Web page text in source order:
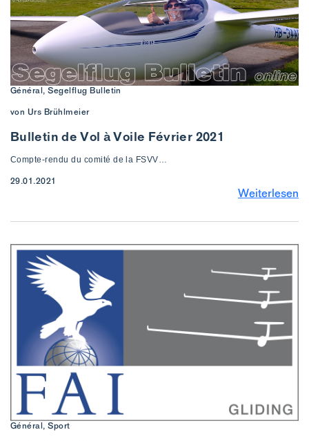
Général, Segelflug Bulletin
von Urs Brühlmeier
Bulletin de Vol à Voile Février 2021
Compte-rendu du comité de la FSVV…
29.01.2021
Weiterlesen
Général, Sport